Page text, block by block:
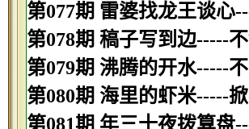
第077期 雷婆找龙王谈心
第078期 稿子写到边-----
第079期 沸腾的开水-----
第080期 海里的虾米-----
第081期 年三十夜拨算盘